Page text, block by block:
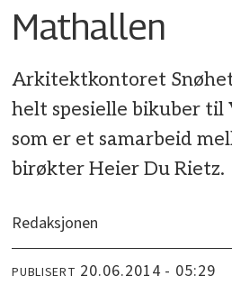
Mathallen
Arkitektkontoret
helt spesielle bikuber til
som er et samarbeid
birøkter Heier Du Rietz.
Redaksjonen
PUBLISERT 20.06.2014 - 05:29